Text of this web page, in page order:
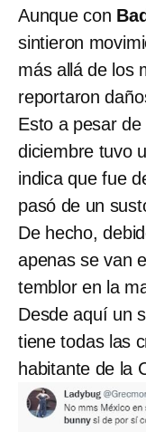
Aunque con
sintieron
más allá de los
reportaron
Esto a pesar de
diciembre tuvo
indica que fue
pasó de un
De hecho,
apenas se van
temblor en la
Desde aquí un
tiene todas las
habitante de la